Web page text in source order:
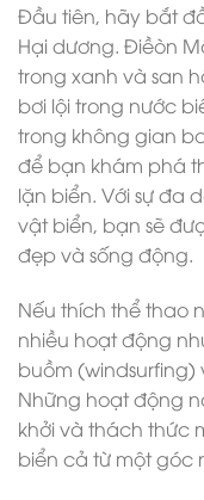
Đầu tiên, hãy bắt
Hại dương. Điềòn
trong xanh và san
bơi lội trong nước
trong không gian
để bạn khám phá
lặn biển. Với sự đa
vật biển, bạn sẽ
đẹp và sống động.
Nếu thích thể thao
nhiều hoạt động
buồm (windsurfing)
Những hoạt động
khởi và thách thức
biển cả từ một góc